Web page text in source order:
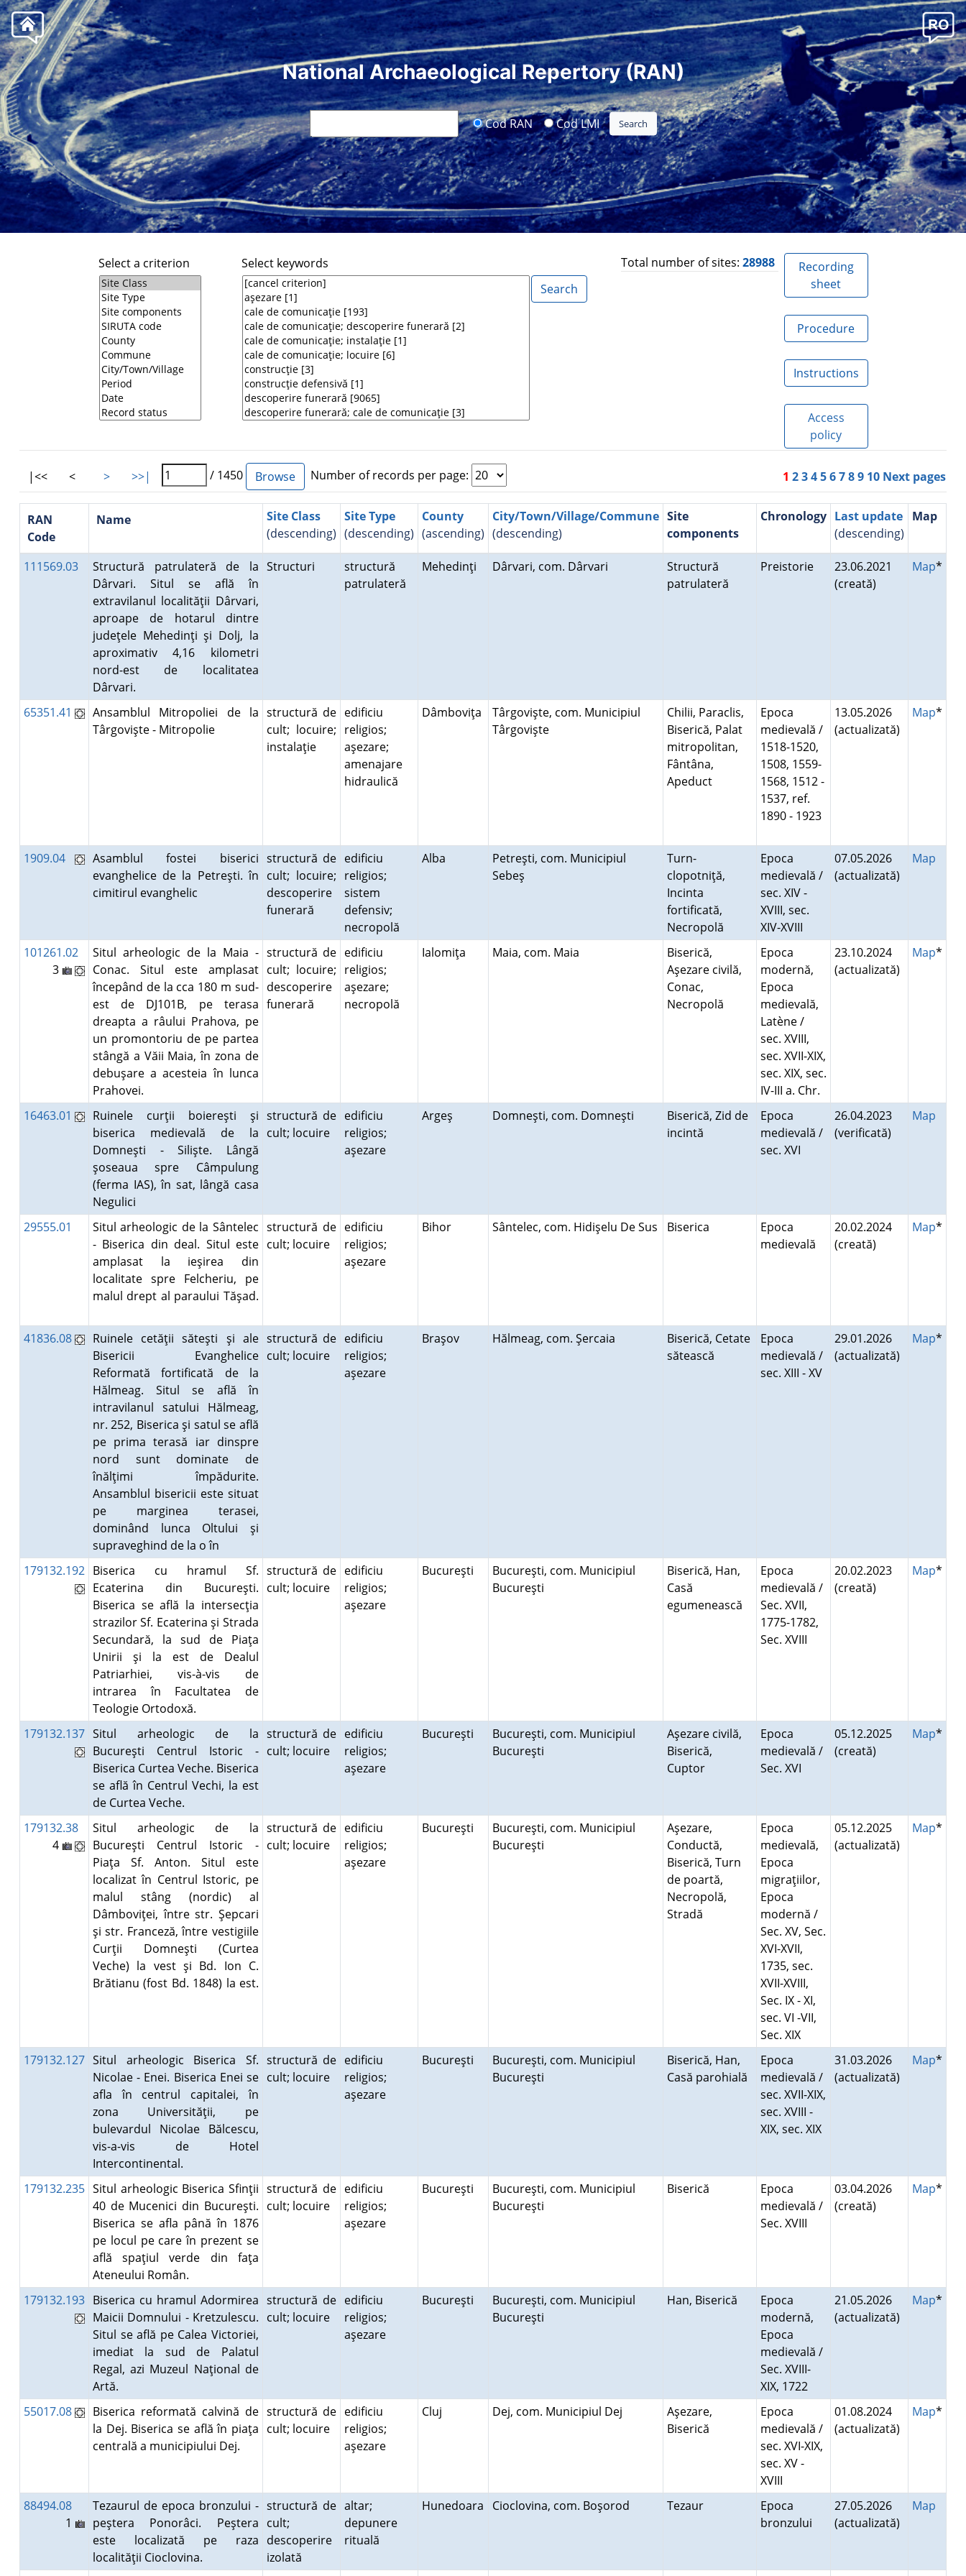
National Archaeological Repertory (RAN)
Cod RAN Cod LMI
Select a criterion Select keywords Total number of sites: 28988
Recording
sheet
Procedure
Instructions
Access
policy
|<< < > >>| / 1450 Number of records per page: 123456789 10 Next pages
RAN
Code
Name
Site Class
(descending)
Site Type
(descending)
County
(ascending)
City/Town/Village/Commune
(descending)
Site
components
Chronology Last update
(descending)
Map
111569.03
Structură patrulateră de la
Dârvari. Situl se află în
extravilanul localităţii Dârvari,
aproape de hotarul dintre
judeţele Mehedinţi şi Dolj, la
aproximativ 4,16 kilometri
nord-est de localitatea
Dârvari.
Structuri
structură
patrulateră
Mehedinţi Dârvari, com. Dârvari
Structură
patrulateră
Preistorie
23.06.2021
(creată)
Map*
65351.41
Ansamblul Mitropoliei de la
Târgovişte - Mitropolie
structură de
cult; locuire;
instalaţie
edificiu
religios;
aşezare;
amenajare
hidraulică
Dâmboviţa
Târgovişte, com. Municipiul
Târgovişte
Chilii, Paraclis,
Biserică, Palat
mitropolitan,
Fântâna,
Apeduct
Epoca
medievală /
1518-1520,
1508, 1559-
1568, 1512 -
1537, ref.
1890 - 1923
13.05.2026
(actualizată)
Map*
1909.04
Asamblul fostei biserici
evanghelice de la Petreşti. în
cimitirul evanghelic
structură de
cult; locuire;
descoperire
funerară
edificiu
religios;
sistem
defensiv;
necropolă
Alba
Petreşti, com. Municipiul
Sebeş
Turn-
clopotniţă,
Incinta
fortificată,
Necropolă
Epoca
medievală /
sec. XIV -
XVIII, sec.
XIV-XVIII
07.05.2026
(actualizată)
Map
101261.02
3
Situl arheologic de la Maia -
Conac. Situl este amplasat
începând de la cca 180 m sud-
est de DJ101B, pe terasa
dreapta a râului Prahova, pe
un promontoriu de pe partea
stângă a Văii Maia, în zona de
debuşare a acesteia în lunca
Prahovei.
structură de
cult; locuire;
descoperire
funerară
edificiu
religios;
aşezare;
necropolă
Ialomiţa Maia, com. Maia
Biserică,
Aşezare civilă,
Conac,
Necropolă
Epoca
modernă,
Epoca
medievală,
Latène /
sec. XVIII,
sec. XVII-XIX,
sec. XIX, sec.
IV-III a. Chr.
23.10.2024
(actualizată)
Map*
16463.01
Ruinele curţii boiereşti şi
biserica medievală de la
Domneşti - Silişte. Lângă
şoseaua spre Câmpulung
(ferma IAS), în sat, lângă casa
Negulici
structură de
cult; locuire
edificiu
religios;
aşezare
Argeş Domneşti, com. Domneşti
Biserică, Zid de
incintă
Epoca
medievală /
sec. XVI
26.04.2023
(verificată)
Map
29555.01
Situl arheologic de la Sântelec
- Biserica din deal. Situl este
amplasat la ieşirea din
localitate spre Felcheriu, pe
malul drept al paraului Tăşad.
structură de
cult; locuire
edificiu
religios;
aşezare
Bihor Sântelec, com. Hidişelu De Sus Biserica
Epoca
medievală
20.02.2024
(creată)
Map*
41836.08
Ruinele cetăţii săteşti şi ale
Bisericii Evanghelice
Reformată fortificată de la
Hălmeag. Situl se află în
intravilanul satului Hălmeag,
nr. 252, Biserica şi satul se află
pe prima terasă iar dinspre
nord sunt dominate de
înălţimi împădurite.
Ansamblul bisericii este situat
pe marginea terasei,
dominând lunca Oltului şi
supraveghind de la o în
structură de
cult; locuire
edificiu
religios;
aşezare
Braşov Hălmeag, com. Şercaia
Biserică, Cetate
sătească
Epoca
medievală /
sec. XIII - XV
29.01.2026
(actualizată)
Map*
179132.192 Biserica cu hramul Sf.
Ecaterina din Bucureşti.
Biserica se află la intersecţia
strazilor Sf. Ecaterina şi Strada
Secundară, la sud de Piaţa
Unirii şi la est de Dealul
Patriarhiei, vis-à-vis de
intrarea în Facultatea de
Teologie Ortodoxă.
structură de
cult; locuire
edificiu
religios;
aşezare
Bucureşti
Bucureşti, com. Municipiul
Bucureşti
Biserică, Han,
Casă
egumenească
Epoca
medievală /
Sec. XVII,
1775-1782,
Sec. XVIII
20.02.2023
(creată)
Map*
179132.137 Situl arheologic de la
Bucureşti Centrul Istoric -
Biserica Curtea Veche. Biserica
se află în Centrul Vechi, la est
de Curtea Veche.
structură de
cult; locuire
edificiu
religios;
aşezare
Bucureşti
Bucureşti, com. Municipiul
Bucureşti
Aşezare civilă,
Biserică,
Cuptor
Epoca
medievală /
Sec. XVI
05.12.2025
(creată)
Map*
179132.38
4
Situl arheologic de la
Bucureşti Centrul Istoric -
Piaţa Sf. Anton. Situl este
localizat în Centrul Istoric, pe
malul stâng (nordic) al
Dâmboviţei, între str. Şepcari
şi str. Franceză, între vestigiile
Curţii Domneşti (Curtea
Veche) la vest şi Bd. Ion C.
Brătianu (fost Bd. 1848) la est.
structură de
cult; locuire
edificiu
religios;
aşezare
Bucureşti
Bucureşti, com. Municipiul
Bucureşti
Aşezare,
Conductă,
Biserică, Turn
de poartă,
Necropolă,
Stradă
Epoca
medievală,
Epoca
migraţiilor,
Epoca
modernă /
Sec. XV, Sec.
XVI-XVII,
1735, sec.
XVII-XVIII,
Sec. IX - XI,
sec. VI -VII,
Sec. XIX
05.12.2025
(actualizată)
Map*
179132.127 Situl arheologic Biserica Sf.
Nicolae - Enei. Biserica Enei se
afla în centrul capitalei, în
zona Universităţii, pe
bulevardul Nicolae Bălcescu,
vis-a-vis de Hotel
Intercontinental.
structură de
cult; locuire
edificiu
religios;
aşezare
Bucureşti
Bucureşti, com. Municipiul
Bucureşti
Biserică, Han,
Casă parohială
Epoca
medievală /
sec. XVII-XIX,
sec. XVIII -
XIX, sec. XIX
31.03.2026
(actualizată)
Map*
179132.235 Situl arheologic Biserica Sfinţii
40 de Mucenici din Bucureşti.
Biserica se afla până în 1876
pe locul pe care în prezent se
află spaţiul verde din faţa
Ateneului Român.
structură de
cult; locuire
edificiu
religios;
aşezare
Bucureşti
Bucureşti, com. Municipiul
Bucureşti
Biserică
Epoca
medievală /
Sec. XVIII
03.04.2026
(creată)
Map*
179132.193 Biserica cu hramul Adormirea
Maicii Domnului - Kretzulescu.
Situl se află pe Calea Victoriei,
imediat la sud de Palatul
Regal, azi Muzeul Naţional de
Artă.
structură de
cult; locuire
edificiu
religios;
aşezare
Bucureşti
Bucureşti, com. Municipiul
Bucureşti
Han, Biserică
Epoca
modernă,
Epoca
medievală /
Sec. XVIII-
XIX, 1722
21.05.2026
(actualizată)
Map*
55017.08
Biserica reformată calvină de
la Dej. Biserica se află în piaţa
centrală a municipiului Dej.
structură de
cult; locuire
edificiu
religios;
aşezare
Cluj Dej, com. Municipiul Dej
Aşezare,
Biserică
Epoca
medievală /
sec. XVI-XIX,
sec. XV -
XVIII
01.08.2024
(actualizată)
Map*
88494.08
1
Tezaurul de epoca bronzului -
peştera Ponorâci. Peştera
este localizată pe raza
localităţii Cioclovina.
structură de
cult;
descoperire
izolată
altar;
depunere
rituală
Hunedoara Cioclovina, com. Boşorod Tezaur
Epoca
bronzului
27.05.2026
(actualizată)
Map